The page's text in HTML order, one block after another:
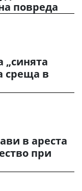
повреда
„синята
среща в
в ареста
при